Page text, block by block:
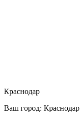
Краснодар
Ваш город: Краснодар